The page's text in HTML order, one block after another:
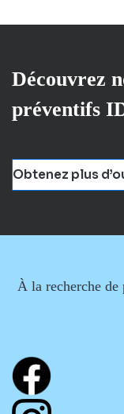
Découvrez
préventifs
Obtenez plus
À la recherche